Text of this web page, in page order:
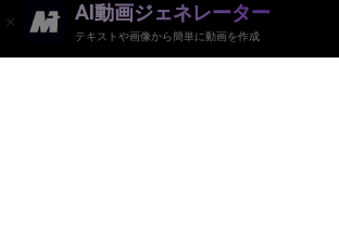
AI動画ジェネレーター
テキストや画像から簡単に動画を作成